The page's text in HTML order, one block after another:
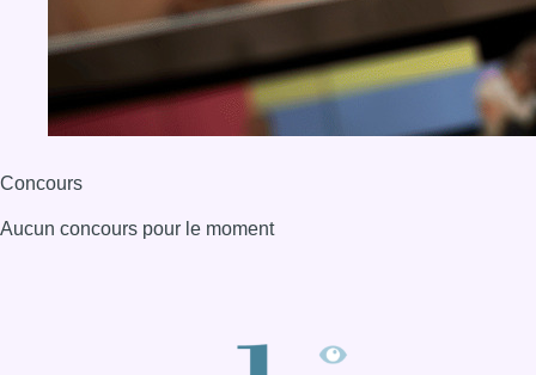
Concours
Aucun concours pour le moment